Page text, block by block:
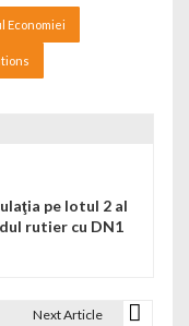
Economiei
pe lotul 2 al
rutier cu DN1
Next Article